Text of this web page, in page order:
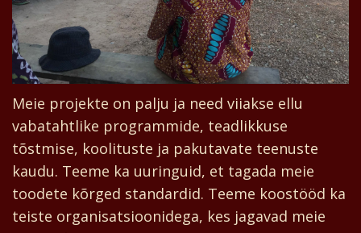
Meie projekte on palju ja need viiakse ellu
vabatahtlike programmide, teadlikkuse
tõstmise, koolituste ja pakutavate teenuste
kaudu. Teeme ka uuringuid, et tagada meie
toodete kõrged standardid. Teeme koostööd ka
teiste organisatsioonidega, kes jagavad meie